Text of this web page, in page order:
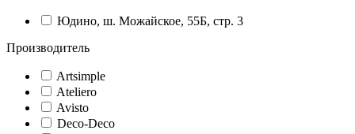
Юдино, ш. Можайское, 55Б, стр. 3
Производитель
Artsimple
Ateliero
Avisto
Deco-Deco